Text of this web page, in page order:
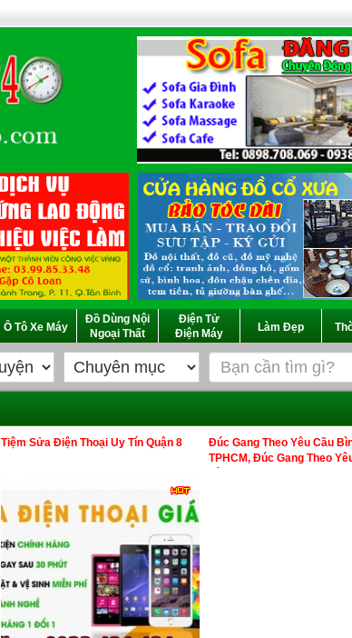
Ô Tô Xe Máy
Đồ Dùng Nội
Ngoại Thất
Điện Tử
Điện Máy
Làm Đẹp
Tiệm Sửa Điện Thoại Uy Tín Quận 8
Đúc Gang Theo Yêu Cầu
TPHCM, Đúc Gang Theo